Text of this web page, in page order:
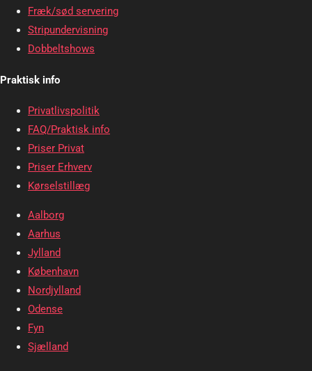
Fræk/sød servering
Stripundervisning
Dobbeltshows
Praktisk info
Privatlivspolitik
FAQ/Praktisk info
Priser Privat
Priser Erhverv
Kørselstillæg
Aalborg
Aarhus
Jylland
København
Nordjylland
Odense
Fyn
Sjælland